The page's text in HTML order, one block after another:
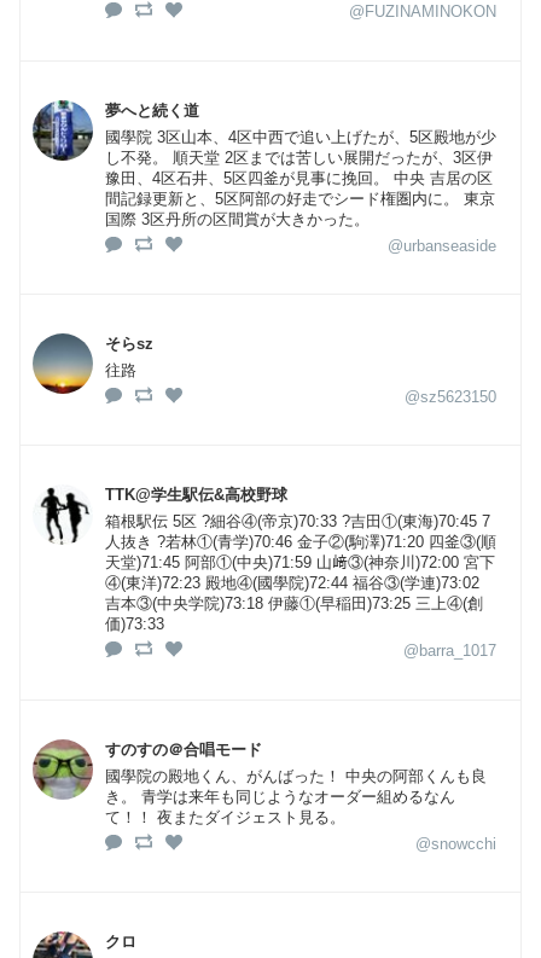
@FUZINAMINOKON
夢へと続く道
國學院 3区山本、4区中西で追い上げたが、5区殿地が少
し不発。 順天堂 2区までは苦しい展開だったが、3区伊
豫田、4区石井、5区四釜が見事に挽回。 中央 吉居の区
間記録更新と、5区阿部の好走でシード権圏内に。 東京
国際 3区丹所の区間賞が大きかった。
@urbanseaside
そらsz
往路
@sz5623150
TTK@学生駅伝&高校野球
箱根駅伝 5区 ?細谷④(帝京)70:33 ?吉田①(東海)70:45 7
人抜き ?若林①(青学)70:46 金子②(駒澤)71:20 四釜③(順
天堂)71:45 阿部①(中央)71:59 山﨑③(神奈川)72:00 宮下
④(東洋)72:23 殿地④(國學院)72:44 福谷③(学連)73:02
吉本③(中央学院)73:18 伊藤①(早稲田)73:25 三上④(創
価)73:33
@barra_1017
すのすの＠合唱モード
國學院の殿地くん、がんばった！ 中央の阿部くんも良
き。 青学は来年も同じようなオーダー組めるなん
て！！ 夜またダイジェスト見る。
@snowcchi
クロ